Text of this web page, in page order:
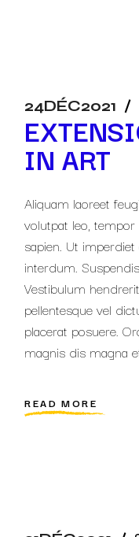
24DÉC2021
IN ART
Aliquam laoreet
volutpat leo,
sapien. Ut
interdum.
Vestibulum
pellentesque vel
placerat posuere.
magnis dis magna
READ MORE